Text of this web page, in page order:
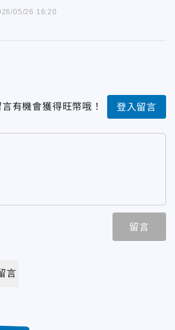
05/26 16:20
有機會獲得旺幣哦！ 登入留言
留言
言